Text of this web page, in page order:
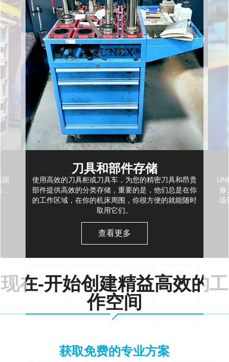
跟
刀具和部件存储
使用高效的刀具柜或刀具车，为您的精密刀具和昂贵
部件提供高效的分类存储，重要的是，他们总是在你
的工作区域，在你的机床周围，你很方便的就能随时
取用它们。
查看更多
修
场
现在-开始创建精益高效的工
作空间
获取免费的专业方案